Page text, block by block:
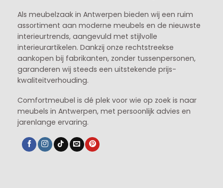
Als meubelzaak in Antwerpen bieden wij een ruim
assortiment aan moderne meubels en de nieuwste
interieurtrends, aangevuld met stijlvolle
interieurartikelen. Dankzij onze rechtstreekse
aankopen bij fabrikanten, zonder tussenpersonen,
garanderen wij steeds een uitstekende prijs-
kwaliteitverhouding.
Comfortmeubel is dé plek voor wie op zoek is naar
meubels in Antwerpen, met persoonlijk advies en
jarenlange ervaring.